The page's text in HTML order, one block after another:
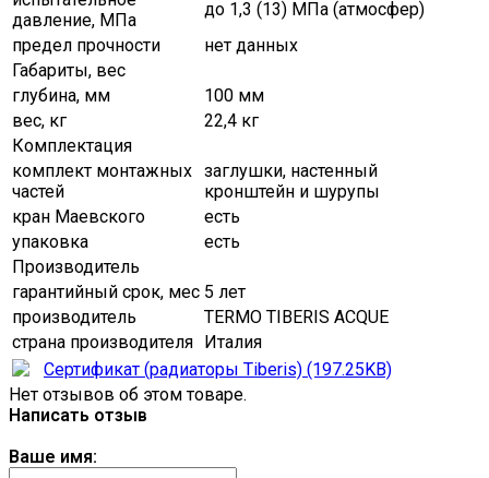
давление, МПа
до 1,3 (13) МПа (атмосфер)
предел прочности
нет данных
Габариты, вес
глубина, мм
100 мм
вес, кг
22,4 кг
Комплектация
комплект монтажных
частей
заглушки, настенный
кронштейн и шурупы
кран Маевского
есть
упаковка
есть
Производитель
гарантийный срок, мес 5 лет
производитель
TERMO TIBERIS ACQUE
страна производителя
Италия
Сертификат (радиаторы Tiberis) (197.25KB)
Нет отзывов об этом товаре.
Написать отзыв
Ваше имя: